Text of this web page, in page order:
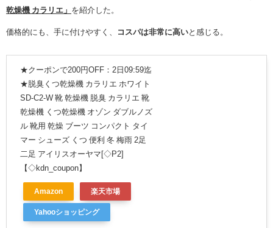
乾燥機 カラリエ」 を紹介した。
価格的にも、手に付けやすく、 コスパは非常に高いと感じる。
★クーポンで200円OFF：2日09:59迄
★脱臭くつ乾燥機 カラリエ ホワイト
SD-C2-W 靴 乾燥機 脱臭 カラリエ 靴
乾燥機 くつ乾燥機 オゾン ダブルノズ
ル 靴用 乾燥 ブーツ コンパクト タイ
マー シューズ くつ 便利 冬 梅雨 2足
二足 アイリスオーヤマ[◇P2]
【◇kdn_coupon】
Amazon 楽天市場
Yahooショッピング